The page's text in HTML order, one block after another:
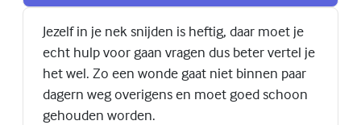
Jezelf in je nek snijden is heftig, daar moet je
echt hulp voor gaan vragen dus beter vertel je
het wel. Zo een wonde gaat niet binnen paar
dagern weg overigens en moet goed schoon
gehouden worden.